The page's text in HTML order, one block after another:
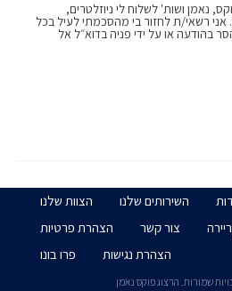
נאמן ושות' לשלוח לי ניוזלטרים,
אני רשאי/ת לחזור בי מהסכמתי לעיל בכל
בהודעה או על ידי פניה בדוא״ל אל
השירותים שלנו
הצוות שלנו
צור קשר
הצהרת פרטיות
הצהרת נגישות
פרו בונו